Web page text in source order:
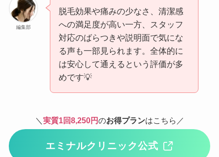
編集部
脱毛効果や痛みの少なさ、清潔感
への満足度が高い一方、スタッフ
対応のばらつきや説明面で気にな
る声も一部見られます。全体的に
は安心して通えるという評価が多
めです💡
＼ 実質1回8,250円のお得プランはこちら／
エミナルクリニック公式